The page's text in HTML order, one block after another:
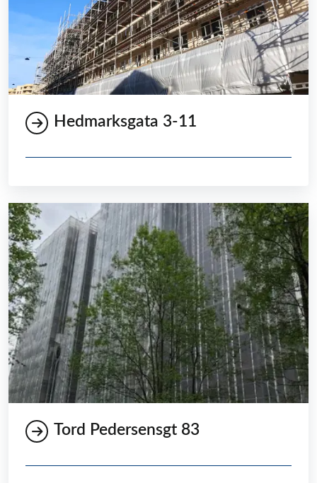
Hedmarksgata 3-11
Tord Pedersensgt 83